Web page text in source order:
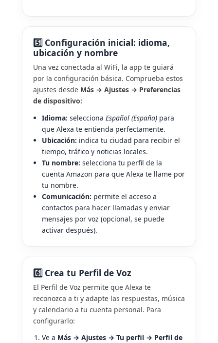
5️⃣ Configuración inicial: idioma,
ubicación y nombre
Una vez conectada al WiFi, la app te guiará
por la configuración básica. Comprueba estos
ajustes desde Más → Ajustes → Preferencias
de dispositivo:
Idioma: selecciona Español (España) para
que Alexa te entienda perfectamente.
Ubicación: indica tu ciudad para recibir el
tiempo, tráfico y noticias locales.
Tu nombre: selecciona tu perfil de la
cuenta Amazon para que Alexa te llame por
tu nombre.
Comunicación: permite el acceso a
contactos para hacer llamadas y enviar
mensajes por voz (opcional, se puede
activar después).
6️⃣ Crea tu Perfil de Voz
El Perfil de Voz permite que Alexa te
reconozca a ti y adapte las respuestas, música
y calendario a tu cuenta personal. Para
configurarlo:
Ve a Más → Ajustes → Tu perfil → Perfil de